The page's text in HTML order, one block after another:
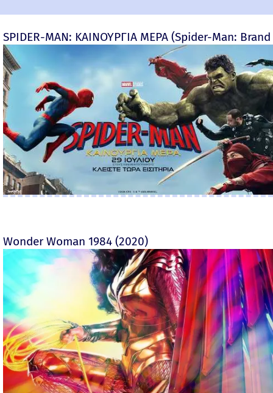
SPIDER-MAN: ΚΑΙΝΟΥΡΓΙΑ ΜΕΡΑ (Spider-Man:
Wonder Woman 1984 (2020)